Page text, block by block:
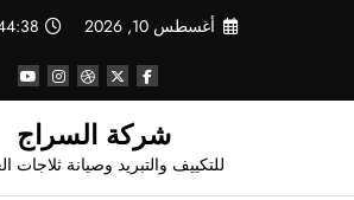
أغسطس 10, 2026 PM
شركة السراج
للتكييف والتبريد وصيانة ثلاجات